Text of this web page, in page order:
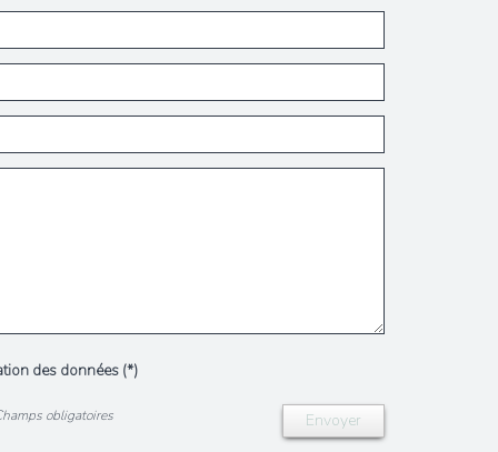
des données (*)
Envoyer
obligatoires